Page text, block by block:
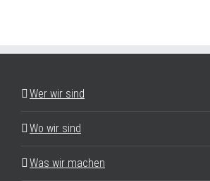
Wer wir sind
Wo wir sind
Was wir machen